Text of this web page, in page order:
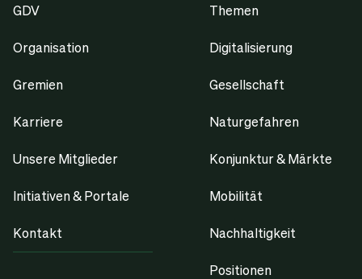
GDV
Organisation
Gremien
Karriere
Unsere Mitglieder
Initiativen & Portale
Kontakt
Themen
Digitalisierung
Gesellschaft
Naturgefahren
Konjunktur & Märkte
Mobilität
Nachhaltigkeit
Positionen